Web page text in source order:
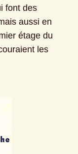
font des
aussi en
étage du
les